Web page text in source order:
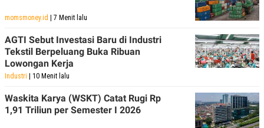
momsmoney.id | 7 Menit lalu
AGTI Sebut Investasi Baru di Industri
Tekstil Berpeluang Buka Ribuan
Lowongan Kerja
Industri | 10 Menit lalu
Waskita Karya (WSKT) Catat Rugi Rp
1,91 Triliun per Semester I 2026